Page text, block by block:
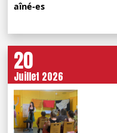
aîné-es
20
Juillet 2026